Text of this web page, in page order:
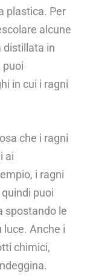
plastica. Per
alcune
distillata in
puoi
in cui i ragni
che i ragni
ai
i ragni
puoi
spostando le
luce. Anche i
chimici,